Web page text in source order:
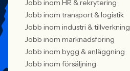
Jobb inom HR & rekrytering
Jobb inom transport & logistik
Jobb inom industri & tillverkning
Jobb inom marknadsföring
Jobb inom bygg & anläggning
Jobb inom försäljning